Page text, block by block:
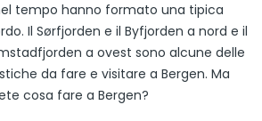
tempo hanno formato una tipica
Il Sørfjorden e il Byfjorden a nord e il
a ovest sono alcune delle
da fare e visitare a Bergen. Ma
cosa fare a Bergen?